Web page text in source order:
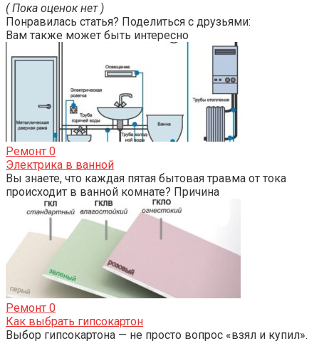
( Пока оценок нет )
Понравилась статья? Поделиться с друзьями:
Вам также может быть интересно
Ремонт 0
Электрика в ванной
Вы знаете, что каждая пятая бытовая травма от тока
происходит в ванной комнате? Причина
Ремонт 0
Как выбрать гипсокартон
Выбор гипсокартона — не просто вопрос «взял и купил».